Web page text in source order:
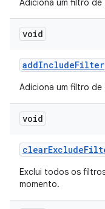
Adiciona um filtro de
void
addIncludeFilter
Adiciona um filtro de
void
clearExclude
Exclui todos os
momento.